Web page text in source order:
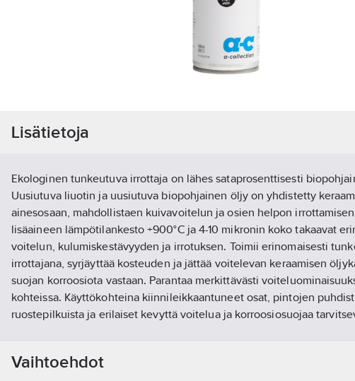
Lisätietoja
Ekologinen tunkeutuva irrottaja on lähes sataprosenttisesti
Uusiutuva liuotin ja uusiutuva biopohjainen öljy on yhdistetty
ainesosaan, mahdollistaen kuivavoitelun ja osien helpon
lisäaineen lämpötilankesto +900°C ja 4-10 mikronin koko takaavat
voitelun, kulumiskestävyyden ja irrotuksen. Toimii erinomaisesti
irrottajana, syrjäyttää kosteuden ja jättää voitelevan keraamisen
suojan korroosiota vastaan. Parantaa merkittävästi
kohteissa. Käyttökohteina kiinnileikkaantuneet osat, pintojen
ruostepilkuista ja erilaiset kevyttä voitelua ja korroosiosuojaa
ruostuneet pultit, mutterit ja muut osat. Toimii kaikissa asennoissa.
Vaihtoehdot